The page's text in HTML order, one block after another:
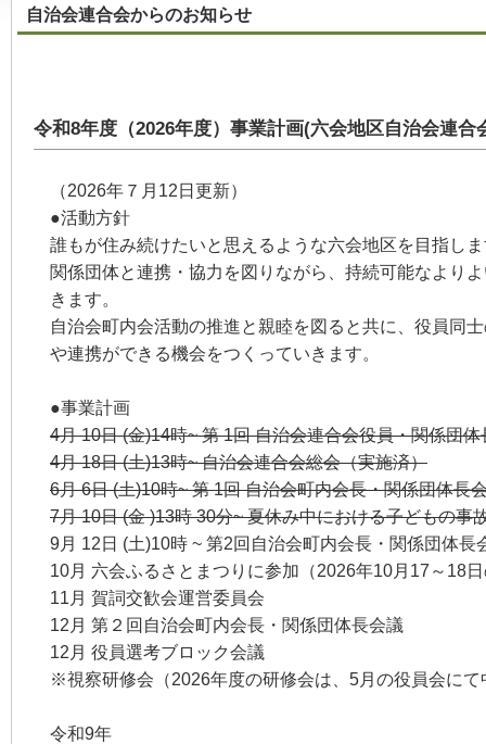
自治会連合会からのお知らせ
令和8年度（2026年度）事業計画(六会地区自治会連合
（2026年７月12日更新）
●活動方針
誰もが住み続けたいと思えるような六会地区を目指し
関係団体と連携・協力を図りながら、持続可能なより
きます。
自治会町内会活動の推進と親睦を図ると共に、役員同
や連携ができる機会をつくっていきます。
●事業計画
4月 10日 (金)14時~ 第 1回 自治会連合会役員・関係団
4月 18日 (土)13時~ 自治会連合会総会（実施済）
6月 6日 (土)10時~ 第 1回 自治会町内会長・関係団体長
7月 10日 (金 )13時 30分~ 夏休み中における子どもの事
9月 12日 (土)10時 ~ 第2回自治会町内会長・関係団体長
10月 六会ふるさとまつりに参加（2026年10月17～18
11月 賀詞交歓会運営委員会
12月 第２回自治会町内会長・関係団体長会議
12月 役員選考ブロック会議
※視察研修会（2026年度の研修会は、5月の役員会に
令和9年